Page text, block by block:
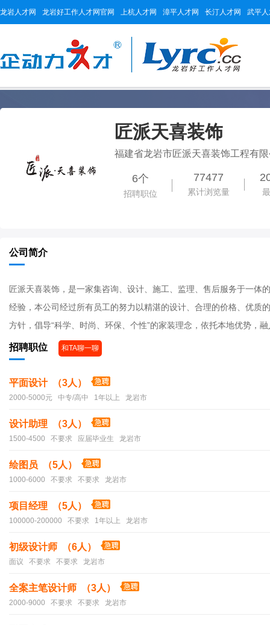
龙岩人才网 龙岩好工作人才网官网 上杭人才网 漳平人才网 长汀人才网 武平
匠派天喜装饰
福建省龙岩市匠派天喜装饰工程有
6个
招聘职位
77477
累计浏览量
公司简介
匠派天喜装饰，是一家集咨询、设计、施工、监理、售后服务于一
经验，本公司经过所有员工的努力以精湛的设计、合理的价格、优质
方针，倡导“科学、时尚、环保、个性”的家装理念，依托本地优势，
招聘职位 和TA聊一聊
平面设计 （3人）
2000-5000元 中专/高中 1年以上 龙岩市
设计助理 （3人）
1500-4500 不要求 应届毕业生 龙岩市
绘图员 （5人）
1000-6000 不要求 不要求 龙岩市
项目经理 （5人）
100000-200000 不要求 1年以上 龙岩市
初级设计师 （6人）
面议 不要求 不要求 龙岩市
全案主笔设计师 （3人）
2000-9000 不要求 不要求 龙岩市